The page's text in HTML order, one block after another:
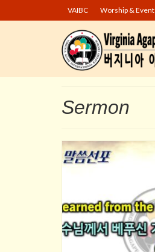
VAIBC Worship & Event
Sermon